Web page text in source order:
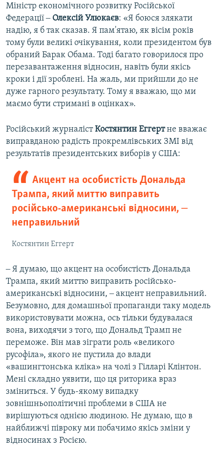
Міністр економічного розвитку Російської
Федерації ‒ Олексій Улюкаєв: «Я боюся злякати
надію, я б так сказав. Я пам'ятаю, як вісім років
тому були великі очікування, коли президентом був
обраний Барак Обама. Тоді багато говорилося про
перезавантаження відносин, навіть були якісь
кроки і дії зроблені. На жаль, ми прийшли до не
дуже гарного результату. Тому я вважаю, що ми
маємо бути стримані в оцінках».
Російський журналістКостянтин Еггертне вважає
виправданою радість прокремлівських ЗМІ від
результатів президентських виборів у США:
Акцент на особистість Дональда
Трампа, який миттю виправить
російсько-американські відносини, ‒
неправильний
Костянтин Еггерт
‒ Я думаю, що акцент на особистість Дональда
Трампа, який миттю виправить російсько-
американські відносини, ‒ акцент неправильний.
Безумовно, для домашньої пропаганди таку модель
використовувати можна, ось тільки будувалася
вона, виходячи з того, що Дональд Трамп не
переможе. Він мав зіграти роль «великого
русофіла», якого не пустила до влади
«вашингтонська кліка» на чолі з Гілларі Клінтон.
Мені складно уявити, що ця риторика враз
зміниться. У будь-якому випадку
зовнішньополітичні проблеми в США не
вирішуються однією людиною. Не думаю, що в
найближчі півроку ми побачимо якісь зміни у
відносинах з Росією.